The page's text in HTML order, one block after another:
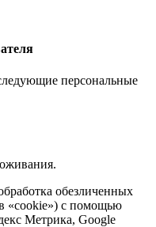
персональные
обезличенных
«cookie») с помощью
Метрика, Google